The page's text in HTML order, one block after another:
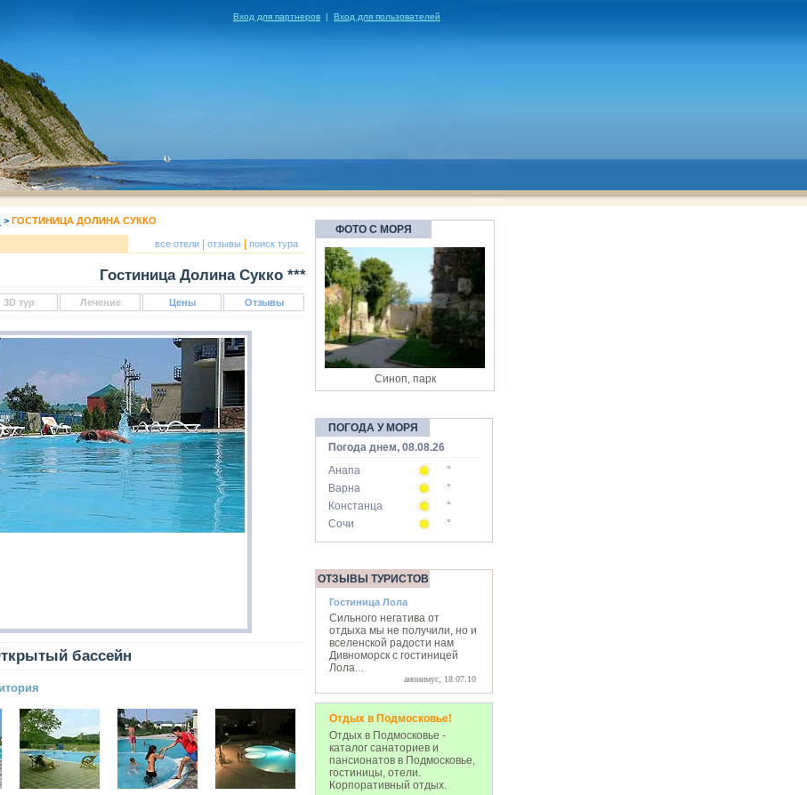
Вход для партнеров | Вход для пользователей
> ГОСТИНИЦА ДОЛИНА СУККО
все отели отзывы поиск тура
Гостиница Долина Сукко ***
3D тур Лечение Цены Отзывы
бассейн
ФОТО С МОРЯ
Синоп, парк
ПОГОДА У МОРЯ
Погода днем, 08.08.26
Анапа
°
Варна
°
Констанца
°
Сочи
°
ОТЗЫВЫ ТУРИСТОВ
Гостиница Лола
Сильного негатива от
отдыха мы не получили, но и
вселенской радости нам
Дивноморск с гостиницей
Лола...
анонимус, 18.07.10
Отдых в Подмосковье!
Отдых в Подмосковье -
каталог санаториев и
пансионатов в Подмосковье,
гостиницы, отели.
Корпоративный отдых.